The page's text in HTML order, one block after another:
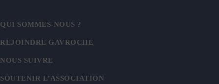
QUI SOMMES-NOUS ?
REJOINDRE GAVROCHE
NOUS SUIVRE
SOUTENIR L’ASSOCIATION